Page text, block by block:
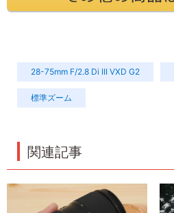
28-75mm F/2.8 Di III VXD G2
標準ズーム
関連記事